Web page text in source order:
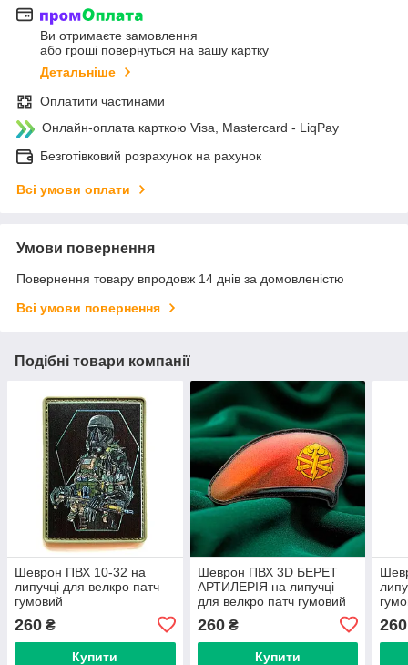
Ви отримаєте замовлення
або гроші повернуться на вашу картку
Детальніше
Оплатити частинами
Онлайн-оплата карткою Visa, Mastercard - LiqPay
Безготівковий розрахунок на рахунок
Всі умови оплати
Умови повернення
Повернення товару впродовж 14 днів за домовленістю
Всі умови повернення
Подібні товари компанії
Шеврон ПВХ 10-32 на
липучці для велкро патч
гумовий
260 ₴
Купити
Шеврон ПВХ 3D БЕРЕТ
АРТИЛЕРІЯ на липучці
для велкро патч гумовий
260₴
Купити
260